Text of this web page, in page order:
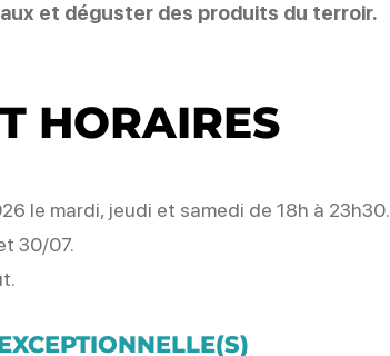
et déguster des produits du terroir.
HORAIRES
le mardi, jeudi et samedi de 18h à 23h30.
30/07.